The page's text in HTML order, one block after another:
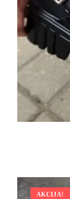
AKCIJA!